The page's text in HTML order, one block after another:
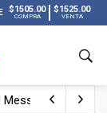
$1505.00
COMPRA
$1525.00
VENTA